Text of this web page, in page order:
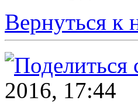
Вернуться к
2016, 17:44